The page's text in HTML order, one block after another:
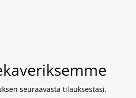
seuraavasta tilauksestasi.